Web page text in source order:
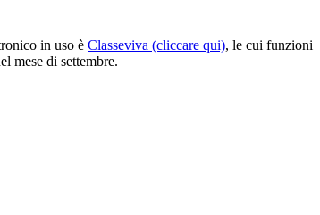
in uso è Classeviva (cliccare qui), le cui funzioni
mese di settembre.